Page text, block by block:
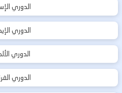
الدوري
الدوري
الدوري
الدوري